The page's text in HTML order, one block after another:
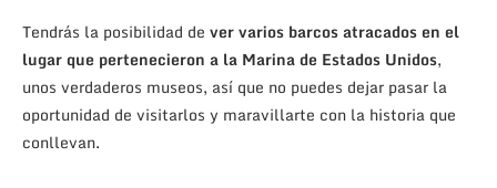
Tendrás la posibilidad de ver varios barcos atracados en el
lugar que pertenecieron a la Marina de Estados Unidos,
unos verdaderos museos, así que no puedes dejar pasar la
oportunidad de visitarlos y maravillarte con la historia que
conllevan.